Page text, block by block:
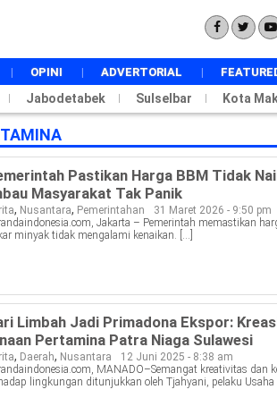
NASIONAL
INTERNASIONAL
POLITIK
PEMERINTAHAN
EKONOMI
HUKUM
DAERAH
PENDIDIKAN
BUDAYA
TECHSTYLE
SPORT
WISATA
OPINI ADVERTORIAL
Jabodetabek Sulselbar Kota
Pastikan Harga BBM Tidak
Masyarakat Tak Panik
, Nusantara, Pemerintahan
31 Maret 2026 - 9:50 pm
Jakarta – Pemerintah memastikan
minyak tidak mengalami kenaikan. […]
Limbah Jadi Primadona Ekspor:
Pertamina Patra Niaga Sulawesi
, Daerah, Nusantara
12 Juni 2025 - 8:38 am
MANADO–Semangat kreativitas dan
lingkungan ditunjukkan oleh Tjahyani, pelaku Usaha